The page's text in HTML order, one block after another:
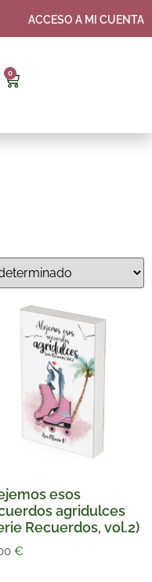
ACCESO A MI CUENTA
0
esos
agridulces
Recuerdos, vol.2)
€